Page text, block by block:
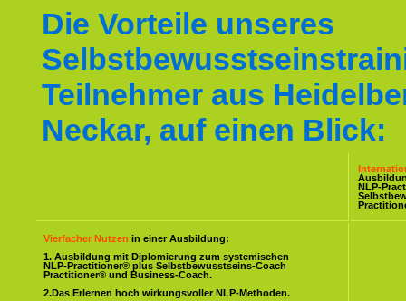
Die Vorteile unseres
Teilnehmer aus
Neckar, auf einen Blick:
NLP-
Vierfacher Nutzen in einer Ausbildung:
1. Ausbildung mit Diplomierung zum systemischen
NLP-Practitioner® plus Selbstbewusstseins-Coach
Practitioner® und Business-Coach.
2.Das Erlernen hoch wirkungsvoller NLP-Methoden.